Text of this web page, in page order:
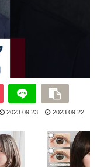
2023.09.23 2023.09.22